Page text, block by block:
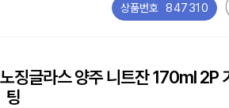
상품번호 847310
징글라스 양주 니트잔 170ml 2P
팅